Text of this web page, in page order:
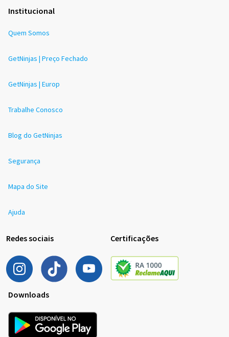
Institucional
Quem Somos
GetNinjas | Preço Fechado
GetNinjas | Europ
Trabalhe Conosco
Blog do GetNinjas
Segurança
Mapa do Site
Ajuda
Redes sociais Certificações
Downloads